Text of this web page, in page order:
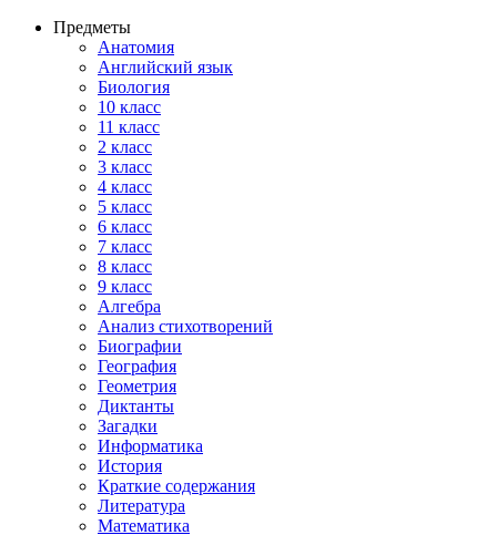
Предметы
Анатомия
Английский язык
Биология
10 класс
11 класс
2 класс
3 класс
4 класс
5 класс
6 класс
7 класс
8 класс
9 класс
Алгебра
Анализ стихотворений
Биографии
География
Геометрия
Диктанты
Загадки
Информатика
История
Краткие содержания
Литература
Математика